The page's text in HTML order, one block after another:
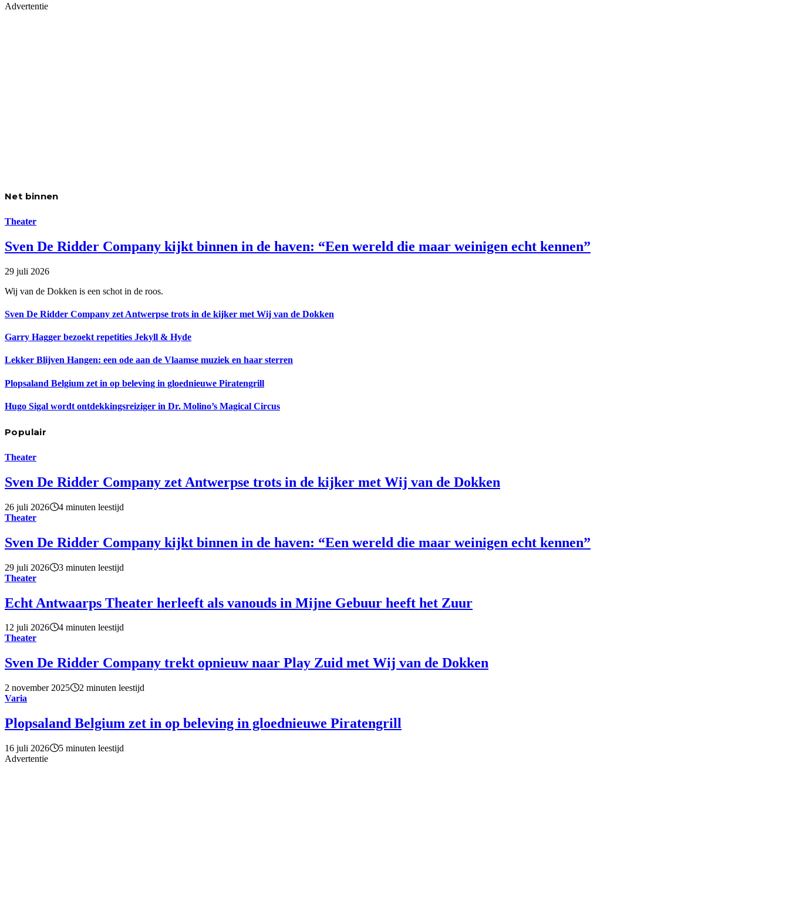
Advertentie
Net binnen
Theater
Sven De Ridder Company kijkt binnen in de haven: “Een wereld die maar weinigen echt kennen”
29 juli 2026
Wij van de Dokken is een schot in de roos.
Sven De Ridder Company zet Antwerpse trots in de kijker met Wij van de Dokken
Garry Hagger bezoekt repetities Jekyll & Hyde
Lekker Blijven Hangen: een ode aan de Vlaamse muziek en haar sterren
Plopsaland Belgium zet in op beleving in gloednieuwe Piratengrill
Hugo Sigal wordt ontdekkingsreiziger in Dr. Molino’s Magical Circus
Populair
Theater
Sven De Ridder Company zet Antwerpse trots in de kijker met Wij van de Dokken
26 juli 2026
4 minuten leestijd
Theater
Sven De Ridder Company kijkt binnen in de haven: “Een wereld die maar weinigen echt kennen”
29 juli 2026
3 minuten leestijd
Theater
Echt Antwaarps Theater herleeft als vanouds in Mijne Gebuur heeft het Zuur
12 juli 2026
4 minuten leestijd
Theater
Sven De Ridder Company trekt opnieuw naar Play Zuid met Wij van de Dokken
2 november 2025
2 minuten leestijd
Varia
Plopsaland Belgium zet in op beleving in gloednieuwe Piratengrill
16 juli 2026
5 minuten leestijd
Advertentie